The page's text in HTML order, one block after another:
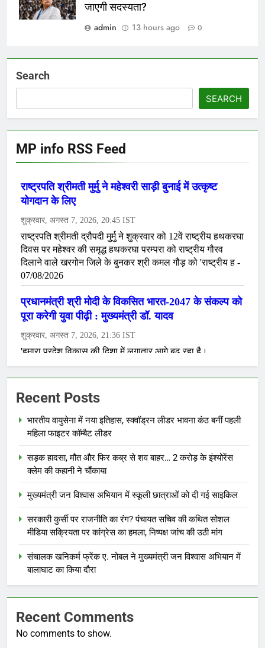
जाएगी सदस्यता?
admin
13 hours ago 0
Search
SEARCH
MP info RSS Feed
Recent Posts
भारतीय वायुसेना में नया इतिहास, स्क्वॉड्रन लीडर भावना कंठ बनीं पहली
महिला फाइटर कॉम्बैट लीडर
सड़क हादसा, मौत और फिर कब्र से शव बाहर… 2 करोड़ के इंश्योरेंस
क्लेम की कहानी ने चौंकाया
मुख्यमंत्री जन विश्वास अभियान में स्कूली छात्राओं को दी गई साइकिल
सरकारी कुर्सी पर राजनीति का रंग? पंचायत सचिव की कथित सोशल
मीडिया सक्रियता पर कांग्रेस का हमला, निष्पक्ष जांच की उठी मांग
संचालक खनिकर्म फ्रेंक ए. नोबल ने मुख्यमंत्री जन विश्वास अभियान में
बालाघाट का किया दौरा
Recent Comments
No comments to show.